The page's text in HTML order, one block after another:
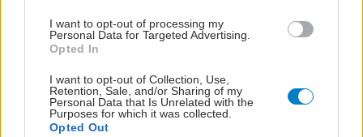
I want to opt-out of processing my
Personal Data for Targeted Advertising.
Opted In
I want to opt-out of Collection, Use,
Retention, Sale, and/or Sharing of my
Personal Data that Is Unrelated with the
Purposes for which it was collected.
Opted Out
Για υγιή οστά προτιμότερο είναι το ποδόσφαιρο
έναντι του περπατήματος [μελέτη]